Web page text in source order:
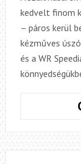
kedvelt finom
– páros kerül
kézműves
és a WR